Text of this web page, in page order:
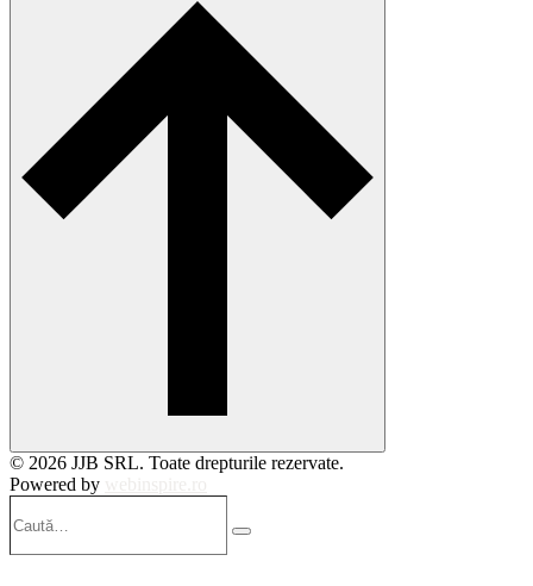
© 2026 JJB SRL. Toate drepturile rezervate.
Powered by
Search